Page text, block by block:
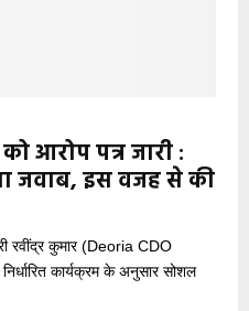
आरोप पत्र जारी :
जवाब, इस वजह से की
रवींद्र कुमार (Deoria CDO
कार्यक्रम के अनुसार सोशल